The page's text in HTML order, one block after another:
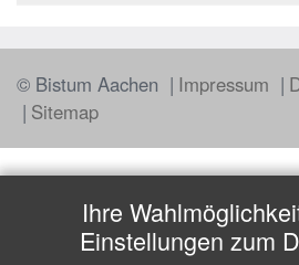
© Bistum Aachen Impressum
Sitemap
Ihre
Einstellungen zum